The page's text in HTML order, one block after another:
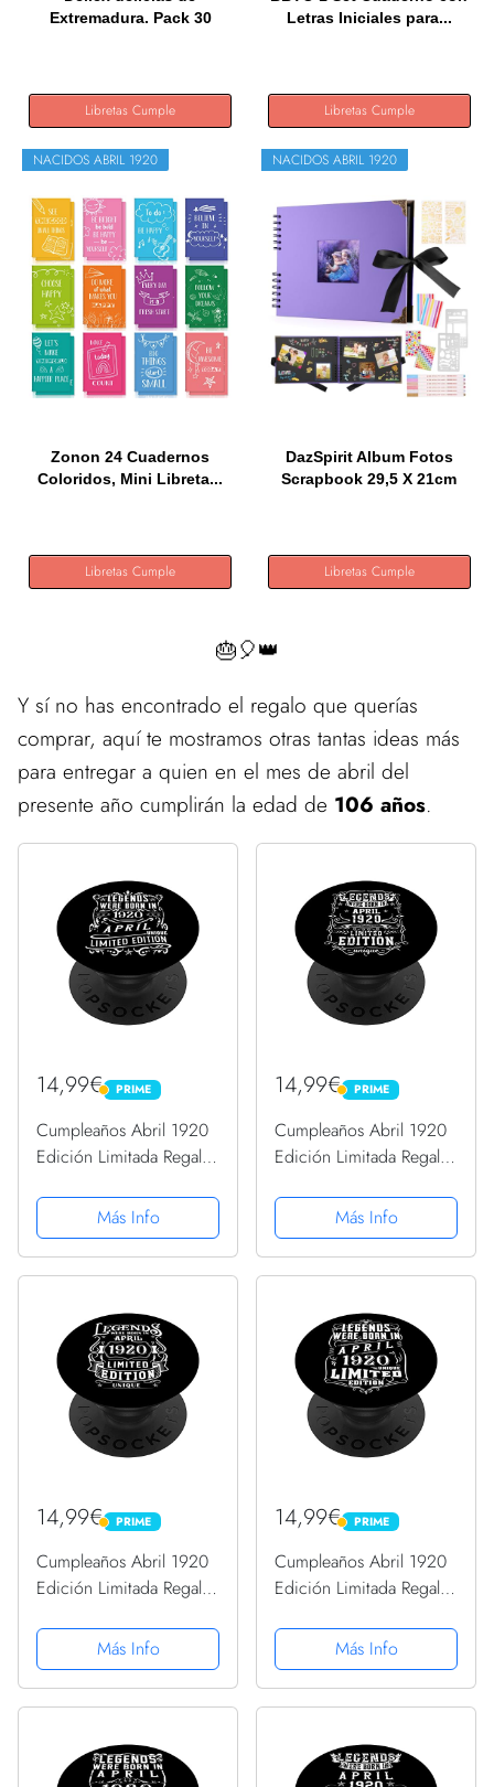
Extremadura. Pack 30
Libretas Cumple
Letras Iniciales para...
Libretas Cumple
NACIDOS ABRIL 1920
Zonon 24 Cuadernos
Coloridos, Mini Libreta...
Libretas Cumple
NACIDOS ABRIL 1920
DazSpirit Album Fotos
Scrapbook 29,5 X 21cm
Libretas Cumple
🎂🎈👑
Y sí no has encontrado el regalo que querías
comprar, aquí te mostramos otras tantas ideas más
para entregar a quien en el mes de abril del
presente año cumplirán la edad de 106 años.
14,99€ PRIME
PRIME
Cumpleaños Abril 1920
Edición Limitada Regalo
PopGrip Intercambiable
Más Info
14,99€ PRIME
PRIME
Cumpleaños Abril 1920
Edición Limitada Regalo
PopGrip Intercambiable
Más Info
14,99€ PRIME
PRIME
Cumpleaños Abril 1920
Edición Limitada Regalo
PopGrip Intercambiable
Más Info
14,99€ PRIME
PRIME
Cumpleaños Abril 1920
Edición Limitada Regalo
PopGrip Intercambiable
Más Info